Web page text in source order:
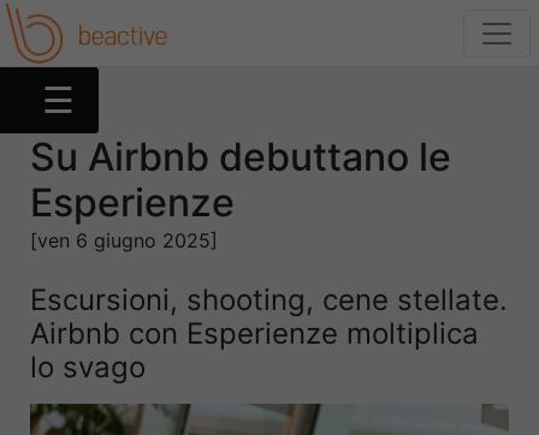
Web
Social
App
Device
☰
Su Airbnb debuttano le
Esperienze
[ven 6 giugno 2025]
Escursioni, shooting, cene stellate.
Airbnb con Esperienze moltiplica
lo svago